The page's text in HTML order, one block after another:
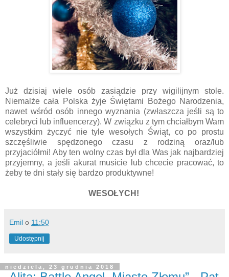
Już dzisiaj wiele osób zasiądzie przy wigilijnym stole.
Niemalże cała Polska żyje Świętami Bożego Narodzenia,
nawet wśród osób innego wyznania (zwłaszcza jeśli są to
celebryci lub influencerzy). W związku z tym chciałbym Wam
wszystkim życzyć nie tyle wesołych Świąt, co po prostu
szczęśliwie spędzonego czasu z rodziną oraz/lub
przyjaciółmi! Aby ten wolny czas był dla Was jak najbardziej
przyjemny, a jeśli akurat musicie lub chcecie pracować, to
żeby te dni stały się bardzo produktywne!
WESOŁYCH!
Emil o 11:50
Udostępnij
niedziela, 23 grudnia 2018